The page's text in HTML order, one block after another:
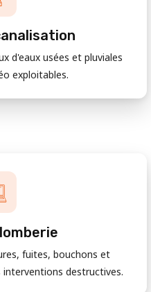
d'eaux usées et pluviales
exploitables.
fuites, bouchons et
destructives.